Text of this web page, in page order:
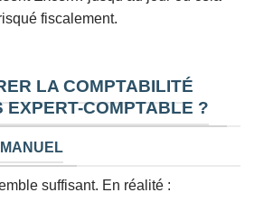
fiscalement.
LA COMPTABILITÉ
EXPERT-COMPTABLE ?
suffisant. En réalité :